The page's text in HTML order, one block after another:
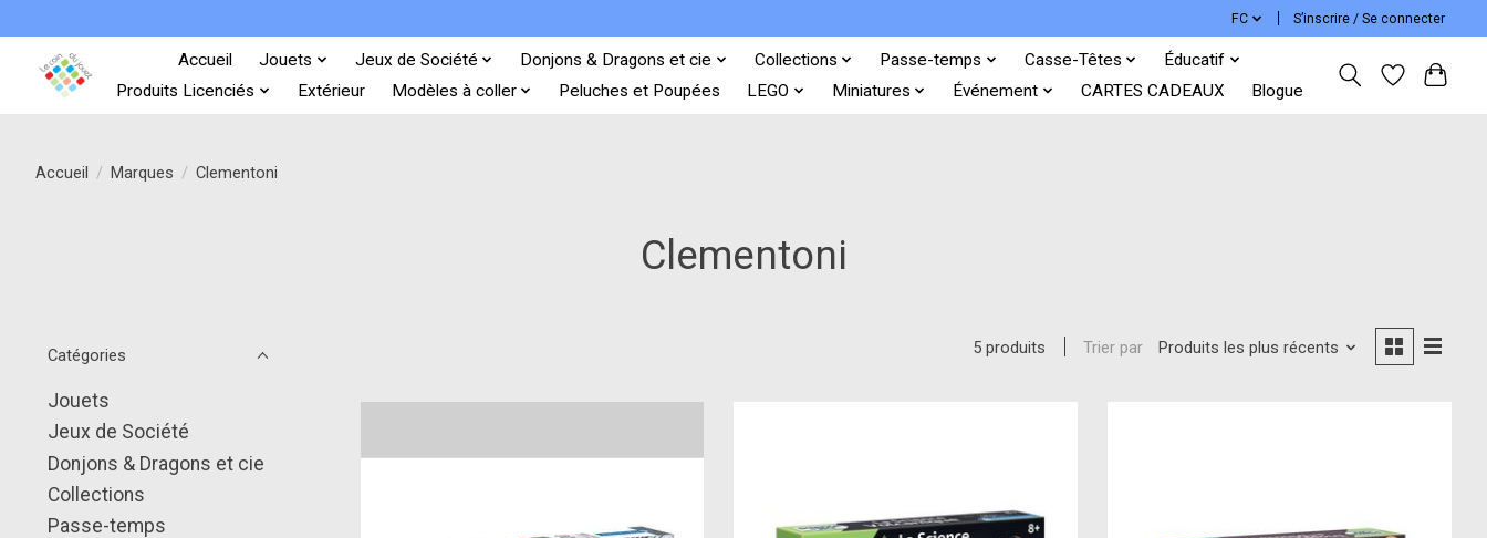
FC S’inscrire / Se connecter
Accueil Jouets Jeux de Société Donjons & Dragons et cie Collections Passe-temps Casse-Têtes
Éducatif
Produits Licenciés
Extérieur Modèles à coller Peluches et Poupées LEGO Miniatures Événement CARTES CADEAUX Blogue
Accueil / Marques / Clementoni
Clementoni
Catégories
Jouets
Jeux de Société
Donjons & Dragons et cie
Collections
Passe-temps
5 produits Trier par Produits les plus récents